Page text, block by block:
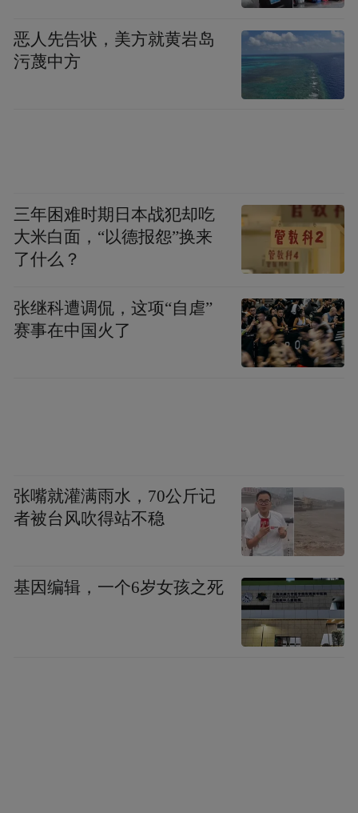
恶人先告状，美方就黄岩岛
污蔑中方
三年困难时期日本战犯却吃
大米白面，“以德报怨”换来
了什么？
张继科遭调侃，这项“自虐”
赛事在中国火了
张嘴就灌满雨水，70公斤记
者被台风吹得站不稳
基因编辑，一个6岁女孩之死